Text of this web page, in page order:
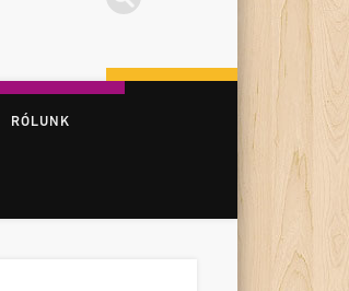
RÓLUNK